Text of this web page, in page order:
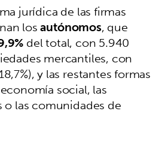
jurídica de las firmas
losautónomos, que
del total, con 5.940
mercantiles, con
y las restantes formas
social, las
o las comunidades de